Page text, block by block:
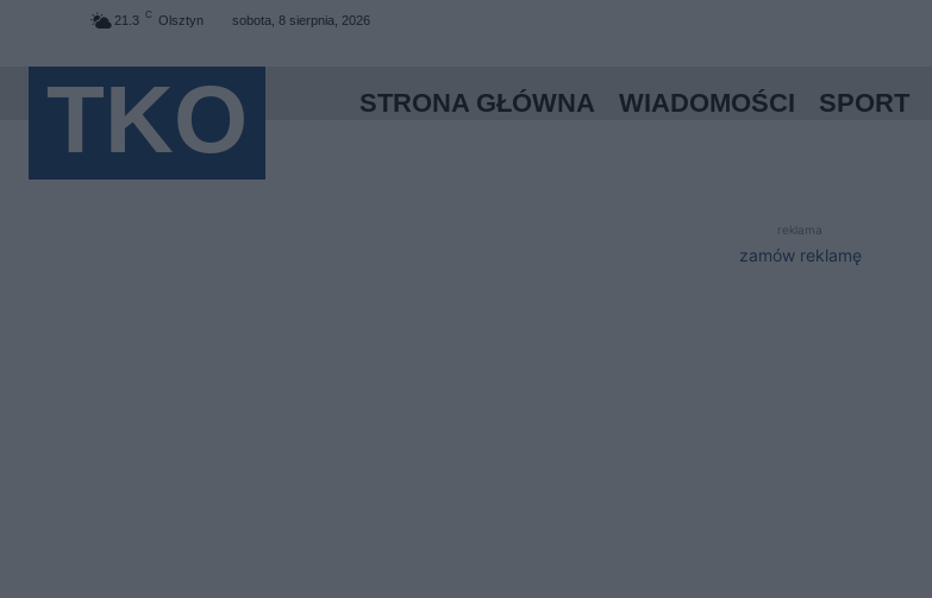
21.3 C Olsztyn sobota, 8 sierpnia, 2026
TKO STRONA GŁÓWNA WIADOMOŚCI SPORT
reklama
zamów reklamę